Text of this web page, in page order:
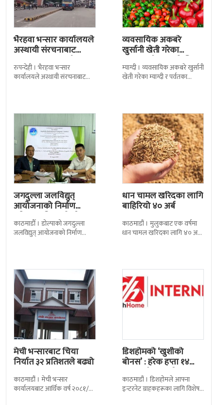
भैरहवा भन्सार कार्यालयले
अस्थायी संरचनाबाट
अत्यावश्यक सामाग्री
ल्याउदै
रुपन्देही । भैरहवा भन्सार
कार्यालयले अस्थायी संरचनाबाट
नेपालका लागि अत्यावश्यक
सामाग्रीहरु भित्र्याउन शुुरु गरेको छ ।
जिल्ला सुरक्षा समितिले बिहिबार
व्यवसायिक अकबरे
खुर्सानी खेती गरेका
कृषकलाई बजारको चिन्ता
म्याग्दी । व्यवसायिक अकबरे खुर्सानी
खेती गरेका म्याग्दी र पर्वतका
कृषकलाई बजारको चिन्ताले
सताएको छ । बजारको अभावले
किसानहरु मर्कामा
जगदुल्ला जलविद्युत्
आयोजनाको निर्माण
प्रक्रिया अघि बढ्यो : ठेक्का
सम्झौतामा…
काठमाडाैँ । डोल्पाको जगदुल्ला
जलविद्युत् आयोजनाको निर्माण
प्रक्रिया अगाडि बढेको छ । प्रवर्द्धक
कम्पनी र निर्माण व्यवसायीबीच
निर्माणसम्बन्धी द्विपक्षीय सम्झौतामा
धान चामल खरिदका लागि
बाहिरियो ४० अर्ब
काठमाडौं । मुलुकबाट एक वर्षमा
धान चामल खरिदका लागि ४० अर्ब
रुपैयाँभन्दा बढी रकम बाहिरिएको
छ । स्वदेशमै उत्पादन गर्न
मेची भन्सारबाट चिया
निर्यात ३२ प्रतिशतले बढ्यो
काठमाडौं । मेची भन्सार
कार्यालयबाट आर्थिक वर्ष २०८१/८२
मा चिया निर्यात ३२ दशमलव ५०
प्रतिशतले बढेको छ । कार्यालयको
तथ्याङ्कानुसार
जनालाई एक वर्ष…
काठमाडौं । डिशहोमले आफ्ना
इन्टरनेट ग्राहकहरूका लागि विशेष
योजना ‘खुशीको बोनस ३६५ दिन नै
सार्वजनिक गरेको छ । यो अफर